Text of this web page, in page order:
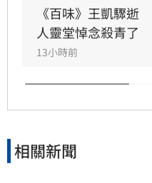
助，演藝圈大姐大邱
喪事宜並指派Jeff全
最後一程。這場深厚
義舉，成為家屬在面
界也紛紛對這
《百味》王凱驟逝
人靈堂悼念殺青了
13小時前
相關新聞